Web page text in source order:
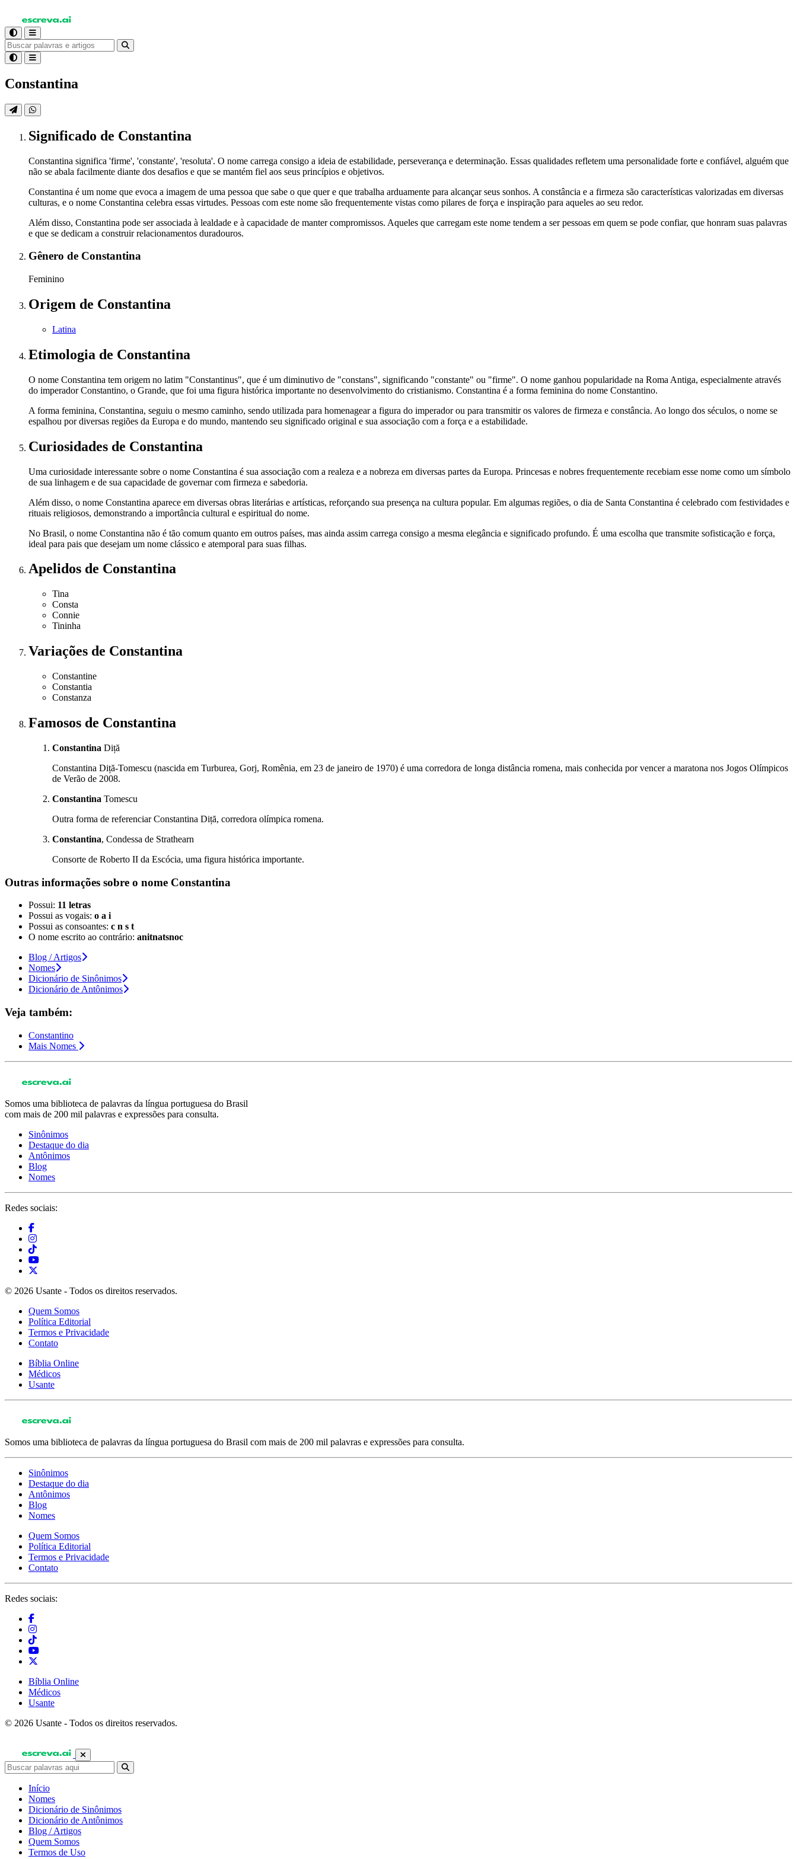
Constantina
Significado de Constantina
Constantina significa 'firme', 'constante', 'resoluta'. O nome carrega consigo a ideia de estabilidade, perseverança e determinação. Essas qualidades refletem uma personalidade forte e confiável, alguém que
não se abala facilmente diante dos desafios e que se mantém fiel aos seus princípios e objetivos.
Constantina é um nome que evoca a imagem de uma pessoa que sabe o que quer e que trabalha arduamente para alcançar seus sonhos. A constância e a firmeza são características valorizadas em diversas
culturas, e o nome Constantina celebra essas virtudes. Pessoas com este nome são frequentemente vistas como pilares de força e inspiração para aqueles ao seu redor.
Além disso, Constantina pode ser associada à lealdade e à capacidade de manter compromissos. Aqueles que carregam este nome tendem a ser pessoas em quem se pode confiar, que honram suas palavras
e que se dedicam a construir relacionamentos duradouros.
Gênero de Constantina
Feminino
Origem de Constantina
Latina
Etimologia de Constantina
O nome Constantina tem origem no latim "Constantinus", que é um diminutivo de "constans", significando "constante" ou "firme". O nome ganhou popularidade na Roma Antiga, especialmente através
do imperador Constantino, o Grande, que foi uma figura histórica importante no desenvolvimento do cristianismo. Constantina é a forma feminina do nome Constantino.
A forma feminina, Constantina, seguiu o mesmo caminho, sendo utilizada para homenagear a figura do imperador ou para transmitir os valores de firmeza e constância. Ao longo dos séculos, o nome se
espalhou por diversas regiões da Europa e do mundo, mantendo seu significado original e sua associação com a força e a estabilidade.
Curiosidades de Constantina
Uma curiosidade interessante sobre o nome Constantina é sua associação com a realeza e a nobreza em diversas partes da Europa. Princesas e nobres frequentemente recebiam esse nome como um símbolo
de sua linhagem e de sua capacidade de governar com firmeza e sabedoria.
Além disso, o nome Constantina aparece em diversas obras literárias e artísticas, reforçando sua presença na cultura popular. Em algumas regiões, o dia de Santa Constantina é celebrado com festividades e
rituais religiosos, demonstrando a importância cultural e espiritual do nome.
No Brasil, o nome Constantina não é tão comum quanto em outros países, mas ainda assim carrega consigo a mesma elegância e significado profundo. É uma escolha que transmite sofisticação e força,
ideal para pais que desejam um nome clássico e atemporal para suas filhas.
Apelidos de Constantina
Tina
Consta
Connie
Tininha
Variações de Constantina
Constantine
Constantia
Constanza
Famosos de Constantina
Constantina Diță
Constantina Diță-Tomescu (nascida em Turburea, Gorj, Romênia, em 23 de janeiro de 1970) é uma corredora de longa distância romena, mais conhecida por vencer a maratona nos Jogos Olímpicos
de Verão de 2008.
Constantina Tomescu
Outra forma de referenciar Constantina Diță, corredora olímpica romena.
Constantina, Condessa de Strathearn
Consorte de Roberto II da Escócia, uma figura histórica importante.
Outras informações sobre o nome Constantina
Possui: 11 letras
Possui as vogais: o a i
Possui as consoantes: c n s t
O nome escrito ao contrário: anitnatsnoc
Blog / Artigos
Nomes
Dicionário de Sinônimos
Dicionário de Antônimos
Veja também:
Constantino
Mais Nomes
Somos uma biblioteca de palavras da língua portuguesa do Brasil
com mais de 200 mil palavras e expressões para consulta.
Sinônimos
Destaque do dia
Antônimos
Blog
Nomes
Redes sociais:
© 2026 Usante - Todos os direitos reservados.
Quem Somos
Política Editorial
Termos e Privacidade
Contato
Bíblia Online
Médicos
Usante
Somos uma biblioteca de palavras da língua portuguesa do Brasil com mais de 200 mil palavras e expressões para consulta.
Sinônimos
Destaque do dia
Antônimos
Blog
Nomes
Quem Somos
Política Editorial
Termos e Privacidade
Contato
Redes sociais:
Bíblia Online
Médicos
Usante
© 2026 Usante - Todos os direitos reservados.
Início
Nomes
Dicionário de Sinônimos
Dicionário de Antônimos
Blog / Artigos
Quem Somos
Termos de Uso